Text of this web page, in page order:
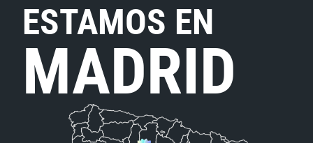
ESTAMOS EN
MADRID